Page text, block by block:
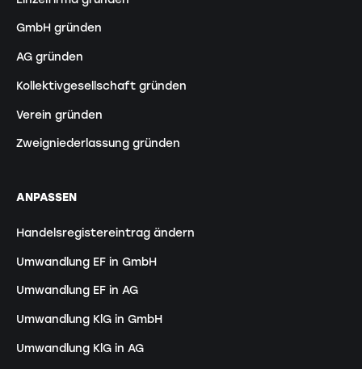
GmbH gründen
AG gründen
Kollektivgesellschaft gründen
Verein gründen
Zweigniederlassung gründen
ANPASSEN
Handelsregistereintrag ändern
Umwandlung EF in GmbH
Umwandlung EF in AG
Umwandlung KlG in GmbH
Umwandlung KlG in AG